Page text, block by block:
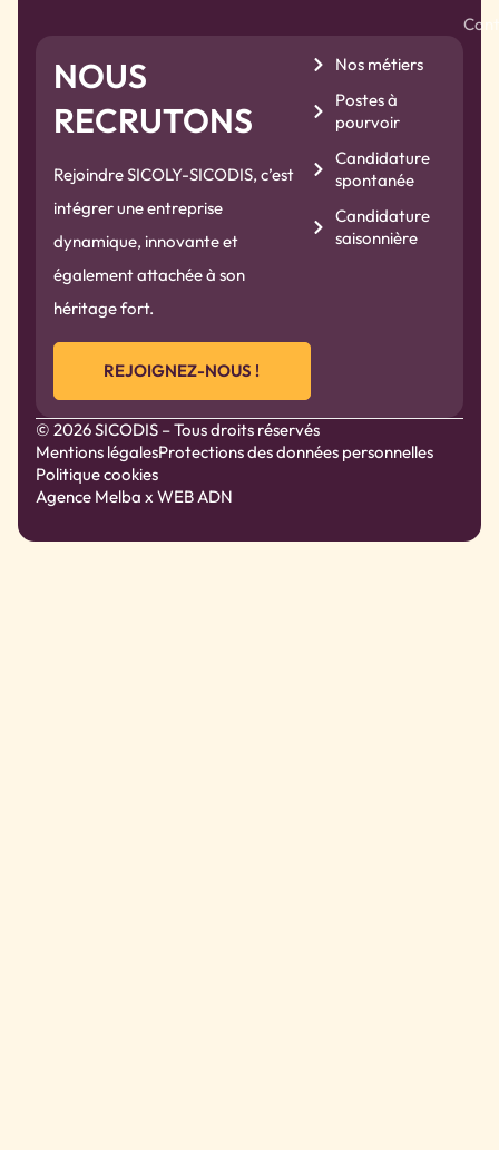
NOUS
RECRUTONS
Rejoindre SICOLY-SICODIS, c’est
intégrer une entreprise
dynamique, innovante et
également attachée à son
héritage fort.
REJOIGNEZ-NOUS !
Nos métiers
Postes à
pourvoir
Candidature
spontanée
Candidature
saisonnière
© 2026 SICODIS – Tous droits réservés
Mentions légalesProtections des données personnelles
Politique cookies
Agence Melba x WEB ADN